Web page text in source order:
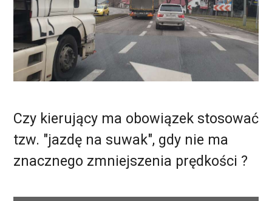
Czy kierujący ma obowiązek stosować
tzw. "jazdę na suwak", gdy nie ma
znacznego zmniejszenia prędkości ?